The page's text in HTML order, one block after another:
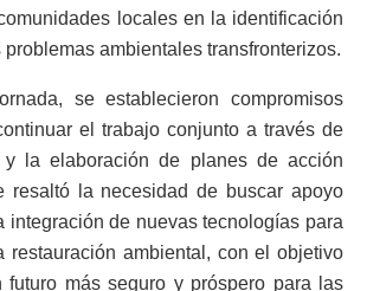
locales en la identificación
ambientales transfronterizos.
se establecieron compromisos
el trabajo conjunto a través de
y la elaboración de planes de acción
resaltó la necesidad de buscar apoyo
integración de nuevas tecnologías para
restauración ambiental, con el objetivo
futuro más seguro y próspero para las